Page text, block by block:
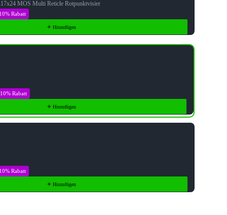
MOS Multi Reticle Rotpunktvisier
Rabatt
Hinzufügen
10% Rabatt
Hinzufügen
Rabatt
Hinzufügen